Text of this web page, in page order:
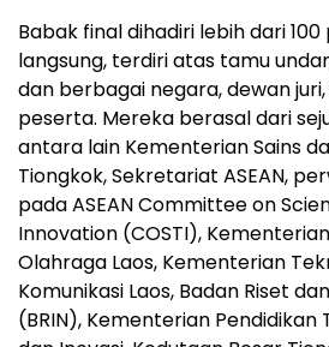
Babak final dihadiri lebih dari
langsung, terdiri atas tamu
dan berbagai negara, dewan
peserta. Mereka berasal dari
antara lain Kementerian Sains
Tiongkok, Sekretariat ASEAN,
pada ASEAN Committee on
Innovation (COSTI),
Olahraga Laos, Kementerian
Komunikasi Laos, Badan Riset
(BRIN), Kementerian Pendidikan